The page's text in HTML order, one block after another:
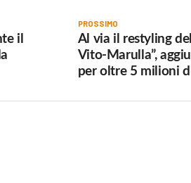
PROSSIMO
Al via il restyling
Vito-Marulla”,
per oltre 5 milioni
il